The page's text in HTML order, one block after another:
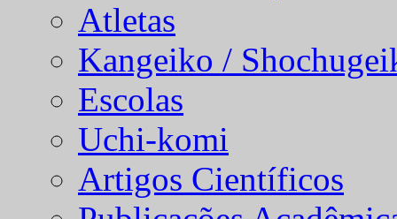
Atletas
Kangeiko /
Escolas
Uchi-komi
Artigos Científicos